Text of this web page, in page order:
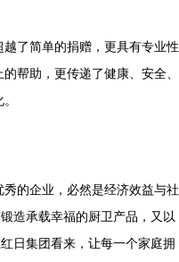
了简单的捐赠，更具有专业性
帮助，更传递了健康、安全、
的企业，必然是经济效益与社
造承载幸福的厨卫产品，又以
日集团看来，让每一个家庭拥